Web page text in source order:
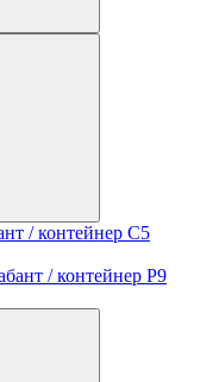
/ контейнер C5